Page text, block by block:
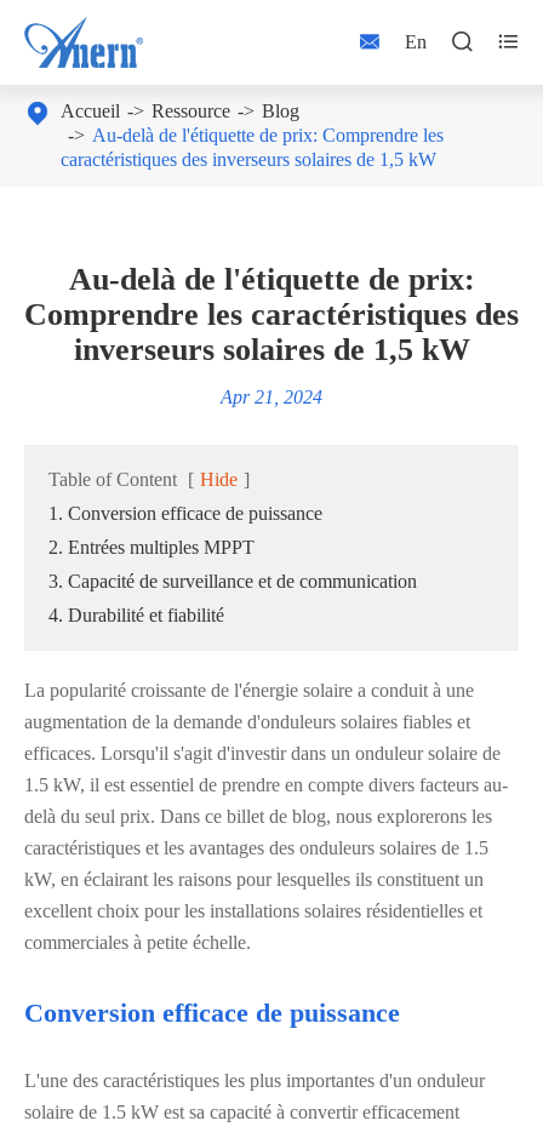
 En  
 Accueil Ressource
Blog
Au-delà de l'étiquette de prix: Comprendre les
caractéristiques des inverseurs solaires de 1,5 kW
Au-delà de l'étiquette de prix:
Comprendre les caractéristiques des
inverseurs solaires de 1,5 kW
Apr 21, 2024
Table of Content [ Hide ]
1. Conversion efficace de puissance
2. Entrées multiples MPPT
3. Capacité de surveillance et de communication
4. Durabilité et fiabilité
La popularité croissante de l'énergie solaire a conduit à une
augmentation de la demande d'onduleurs solaires fiables et
efficaces. Lorsqu'il s'agit d'investir dans un onduleur solaire de
1.5 kW, il est essentiel de prendre en compte divers facteurs au-
delà du seul prix. Dans ce billet de blog, nous explorerons les
caractéristiques et les avantages des onduleurs solaires de 1.5
kW, en éclairant les raisons pour lesquelles ils constituent un
excellent choix pour les installations solaires résidentielles et
commerciales à petite échelle.
Conversion efficace de puissance
L'une des caractéristiques les plus importantes d'un onduleur
solaire de 1.5 kW est sa capacité à convertir efficacement